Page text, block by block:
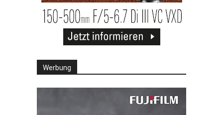
Werbung